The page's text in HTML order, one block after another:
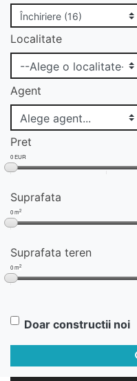
Localitate
Agent
Pret
0 EUR
Suprafata
0 m2
Suprafata teren
0 m2
Doar constructii noi